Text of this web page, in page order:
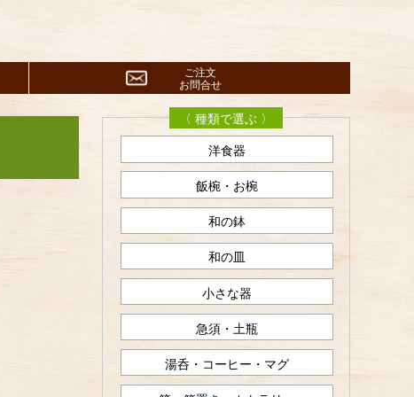
ご注文
お問合せ
〈 種類で選ぶ 〉
洋食器
飯椀・お椀
和の鉢
和の皿
小さな器
急須・土瓶
湯呑・コーヒー・マグ